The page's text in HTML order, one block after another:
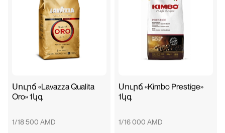
Սուրճ «Lavazza Qualita
Oro» 1կգ
1/18 500 AMD
Սուրճ «Kimbo Prestige»
1կգ
1/16 000 AMD